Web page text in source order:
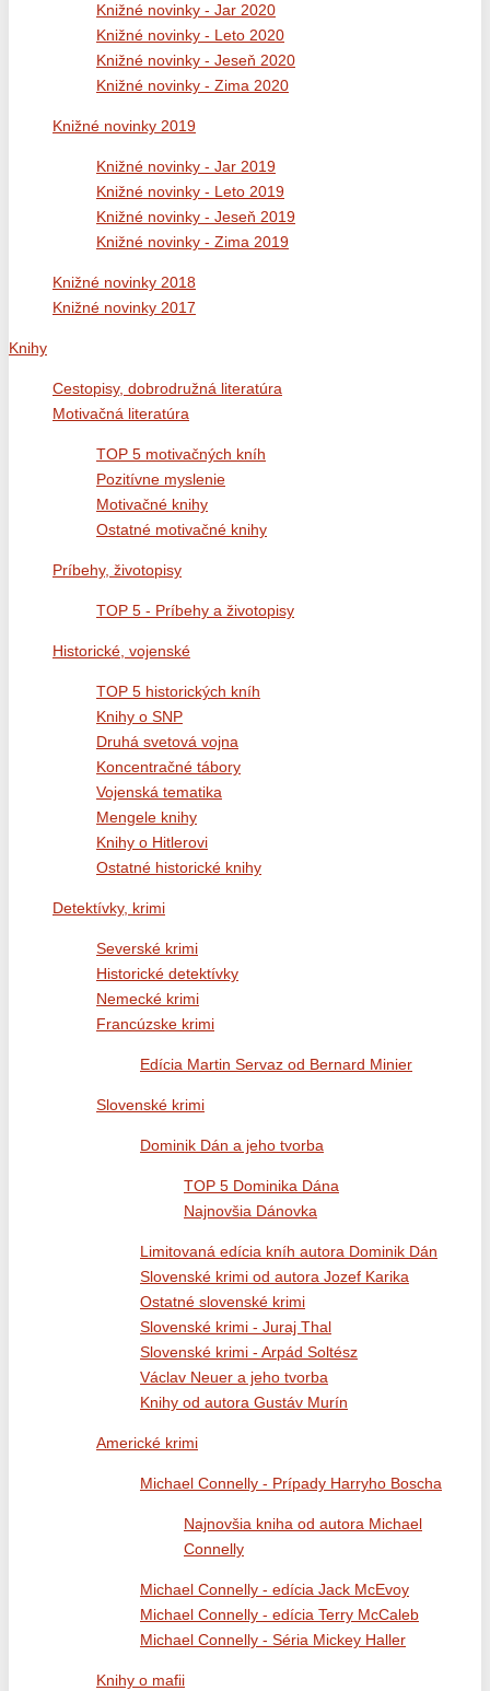
Knižné novinky - Jar 2020
Knižné novinky - Leto 2020
Knižné novinky - Jeseň 2020
Knižné novinky - Zima 2020
Knižné novinky 2019
Knižné novinky - Jar 2019
Knižné novinky - Leto 2019
Knižné novinky - Jeseň 2019
Knižné novinky - Zima 2019
Knižné novinky 2018
Knižné novinky 2017
Knihy
Cestopisy, dobrodružná literatúra
Motivačná literatúra
TOP 5 motivačných kníh
Pozitívne myslenie
Motivačné knihy
Ostatné motivačné knihy
Príbehy, životopisy
TOP 5 - Príbehy a životopisy
Historické, vojenské
TOP 5 historických kníh
Knihy o SNP
Druhá svetová vojna
Koncentračné tábory
Vojenská tematika
Mengele knihy
Knihy o Hitlerovi
Ostatné historické knihy
Detektívky, krimi
Severské krimi
Historické detektívky
Nemecké krimi
Francúzske krimi
Edícia Martin Servaz od Bernard Minier
Slovenské krimi
Dominik Dán a jeho tvorba
TOP 5 Dominika Dána
Najnovšia Dánovka
Limitovaná edícia kníh autora Dominik Dán
Slovenské krimi od autora Jozef Karika
Ostatné slovenské krimi
Slovenské krimi - Juraj Thal
Slovenské krimi - Arpád Soltész
Václav Neuer a jeho tvorba
Knihy od autora Gustáv Murín
Americké krimi
Michael Connelly - Prípady Harryho Boscha
Najnovšia kniha od autora Michael
Connelly
Michael Connelly - edícia Jack McEvoy
Michael Connelly - edícia Terry McCaleb
Michael Connelly - Séria Mickey Haller
Knihy o mafii